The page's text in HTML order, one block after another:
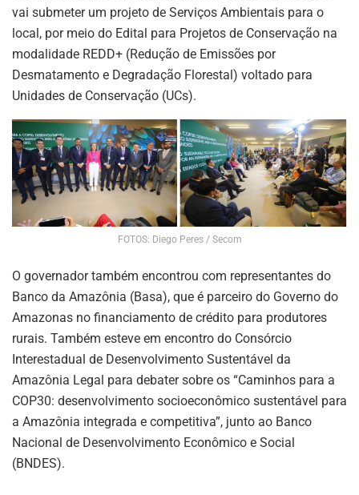
vai submeter um projeto de Serviços Ambientais para o
local, por meio do Edital para Projetos de Conservação na
modalidade REDD+ (Redução de Emissões por
Desmatamento e Degradação Florestal) voltado para
Unidades de Conservação (UCs).
FOTOS: Diego Peres / Secom
O governador também encontrou com representantes do
Banco da Amazônia (Basa), que é parceiro do Governo do
Amazonas no financiamento de crédito para produtores
rurais. Também esteve em encontro do Consórcio
Interestadual de Desenvolvimento Sustentável da
Amazônia Legal para debater sobre os “Caminhos para a
COP30: desenvolvimento socioeconômico sustentável para
a Amazônia integrada e competitiva”, junto ao Banco
Nacional de Desenvolvimento Econômico e Social
(BNDES).